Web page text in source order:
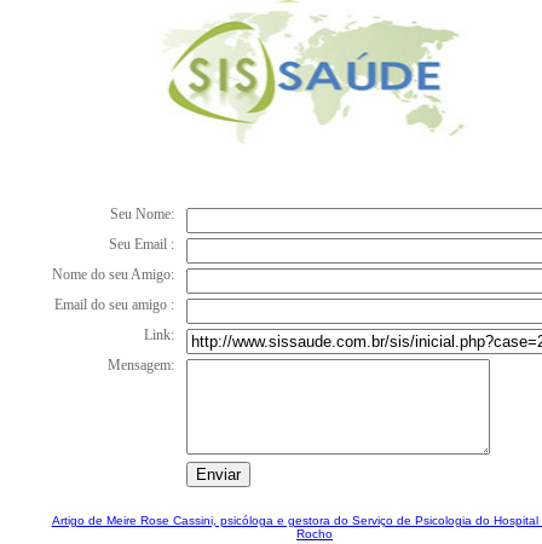
Seu Nome:
Seu Email :
Nome do seu Amigo:
Email do seu amigo :
Link:
Mensagem:
Artigo de Meire Rose Cassini, psicóloga e gestora do Serviço de Psicologia do Hospital
Rocho